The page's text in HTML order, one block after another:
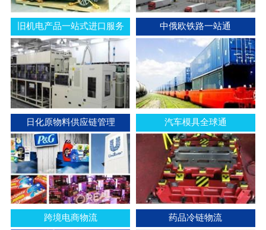
旧机电产品一站式进口服务 中俄欧铁路一站通
日化原物料供应链管理 汽车模具全球通
跨境电商物流 药品冷链物流